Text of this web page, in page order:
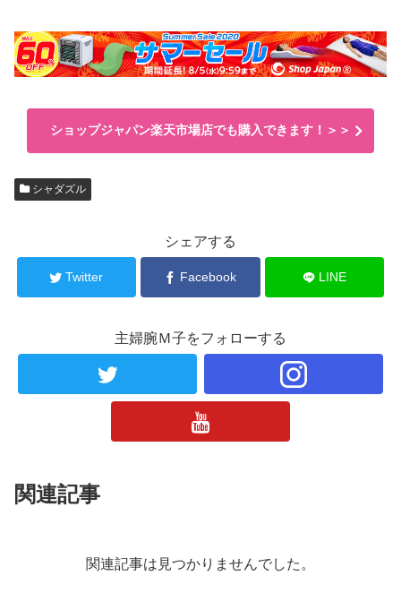
ショップジャパン楽天市場店でも購入できます！＞＞
シャダズル
シェアする
Twitter Facebook LINE
主婦腕Ｍ子をフォローする
関連記事
関連記事は見つかりませんでした。